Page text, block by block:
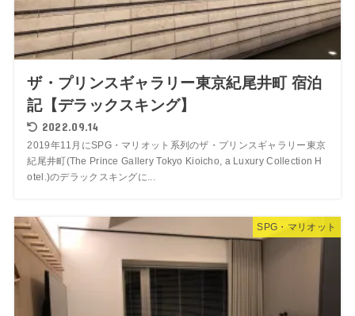
ザ・プリンスギャラリー東京紀尾井町 宿泊
記【デラックスキング】
2022.09.14
2019年11月にSPG・マリオット系列のザ・プリンスギャラリー東京
紀尾井町(The Prince Gallery Tokyo Kioicho, a Luxury Collection H
otel.)のデラックスキングに...
SPG・マリオット